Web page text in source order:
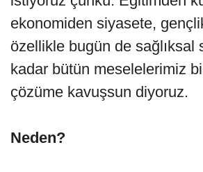
ekonomiden siyasete,
özellikle bugün de sağlıksal
kadar bütün meselelerimiz
çözüme kavuşsun diyoruz.
Neden?